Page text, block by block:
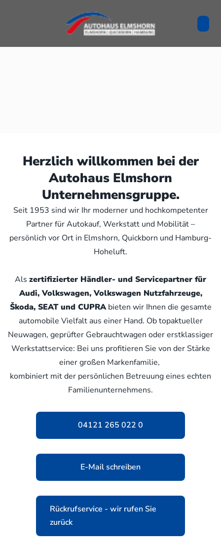
Herzlich willkommen bei der
Autohaus Elmshorn
Unternehmensgruppe.
Seit 1953 sind wir Ihr moderner und hochkompetenter
Partner für Autokauf, Werkstatt und Mobilität –
persönlich vor Ort in Elmshorn, Quickborn und Hamburg-
Hoheluft.
Als zertifizierter Händler- und Servicepartner für
Audi, Volkswagen, Volkswagen Nutzfahrzeuge,
Škoda, SEAT und CUPRAbieten wir Ihnen die gesamte
automobile Vielfalt aus einer Hand. Ob topaktueller
Neuwagen, geprüfter Gebrauchtwagen oder erstklassiger
Werkstattservice: Bei uns profitieren Sie von der Stärke
einer großen Markenfamilie,
kombiniert mit der persönlichen Betreuung eines echten
Familienunternehmens.
04121 265 022 0
E-Mail schreiben
Rückrufservice - wir rufen Sie
zurück